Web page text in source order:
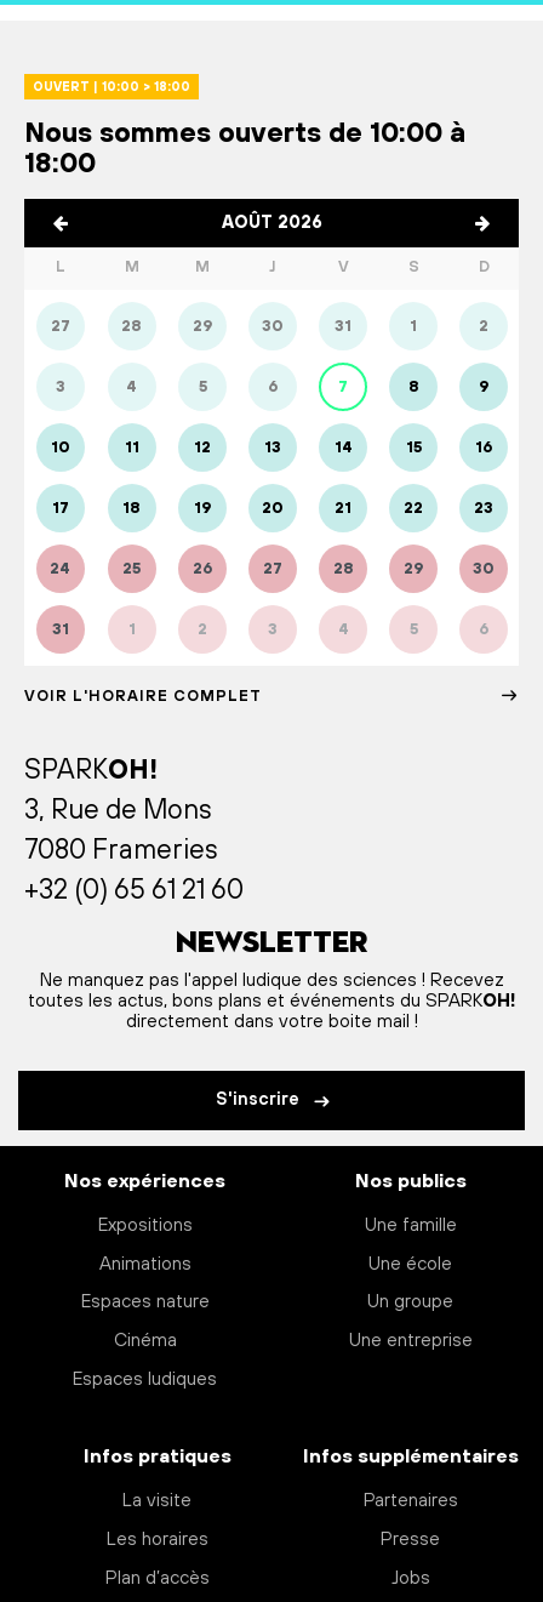
OUVERT | 10:00 > 18:00
Nous sommes ouverts de 10:00 à
18:00
AOÛT 2026
L M M J V S D
27 28 29 30 31 1 2
3 4 5 6 7 8 9
10 11 12 13 14 15 16
17 18 19 20 21 22 23
24 25 26 27 28 29 30
31 1 2 3 4 5 6
VOIR L'HORAIRE COMPLET
SPARKOH!
3, Rue de Mons
7080 Frameries
+32 (0) 65 61 21 60
Newsletter
Ne manquez pas l'appel ludique des sciences ! Recevez
toutes les actus, bons plans et événements du SPARKOH!
directement dans votre boite mail !
S'inscrire
Nos expériences
Expositions
Animations
Espaces nature
Cinéma
Espaces ludiques
Nos publics
Une famille
Une école
Un groupe
Une entreprise
Infos pratiques
La visite
Les horaires
Plan d’accès
Infos supplémentaires
Partenaires
Presse
Jobs